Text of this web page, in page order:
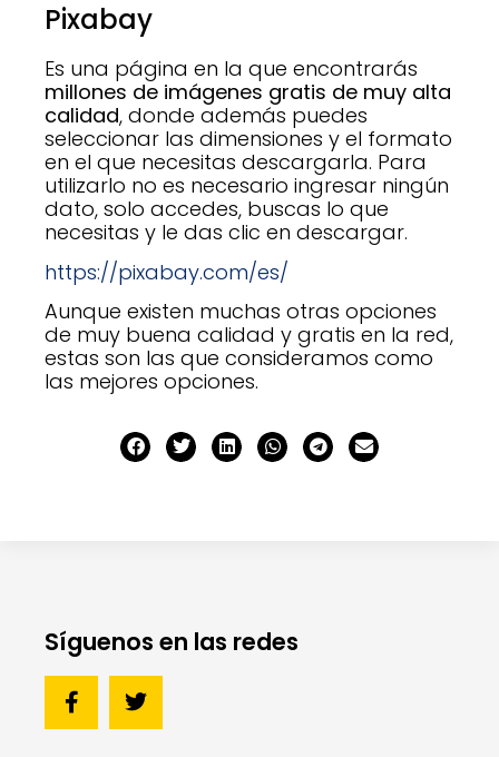
Pixabay
Es una página en la que encontrarás
millones de imágenes gratis de muy alta
calidad, donde además puedes
seleccionar las dimensiones y el formato
en el que necesitas descargarla. Para
utilizarlo no es necesario ingresar ningún
dato, solo accedes, buscas lo que
necesitas y le das clic en descargar.
https://pixabay.com/es/
Aunque existen muchas otras opciones
de muy buena calidad y gratis en la red,
estas son las que consideramos como
las mejores opciones.
Síguenos en las redes